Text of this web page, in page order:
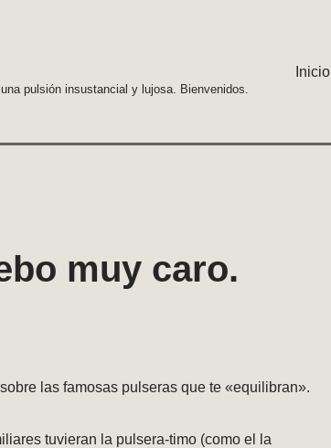
pulsión insustancial y lujosa. Bienvenidos.
Inicio
muy caro.
las famosas pulseras que te «equilibran».
tuvieran la pulsera-timo (como el la